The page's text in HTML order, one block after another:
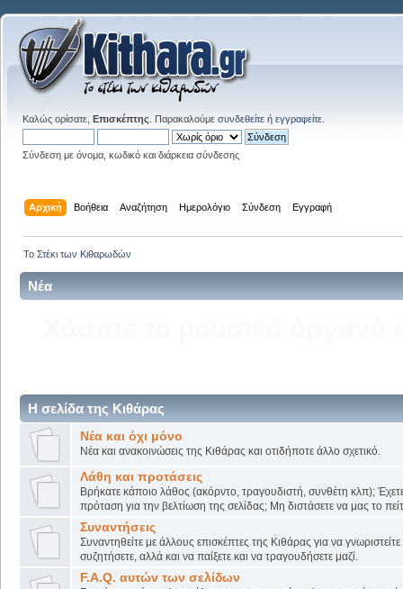
Καλώς ορίσατε, Επισκέπτης . Παρακαλούμε συνδεθείτε ή εγγραφείτε
Σύνδεση με όνομα, κωδικό και διάρκεια σύνδεσης
Αρχική Βοήθεια Αναζήτηση Ημερολόγιο Σύνδεση Εγγραφή
Το Στέκι των Κιθαρωδών
Νέα
Η σελίδα της Κιθάρας
Νέα και όχι μόνο
Νέα και ανακοινώσεις της Κιθάρας και οτιδήποτε άλλο σχετικό.
Λάθη και προτάσεις
Βρήκατε κάποιο λάθος (ακόρντο, τραγουδιστή, συνθέτη κλπ);
πρόταση για την βελτίωση της σελίδας; Μη διστάσετε να μας το
Συναντήσεις
Συναντηθείτε με άλλους επισκέπτες της Κιθάρας για να
συζητήσετε, αλλά και να παίξετε και να τραγουδήσετε μαζί.
F.A.Q. αυτών των σελίδων